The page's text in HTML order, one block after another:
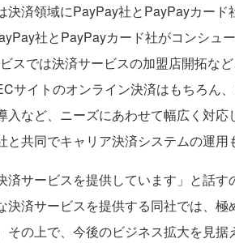
済領域にPayPay社とPayPayカード
社とPayPayカード社がコンシュ
スでは決済サービスの加盟店開拓な
サイトのオンライン決済はもちろん
入など、ニーズにあわせて幅広く対応
共同でキャリア決済システムの運用
サービスを提供しています」と話す
済サービスを提供する同社では、極
その上で、今後のビジネス拡大を見据